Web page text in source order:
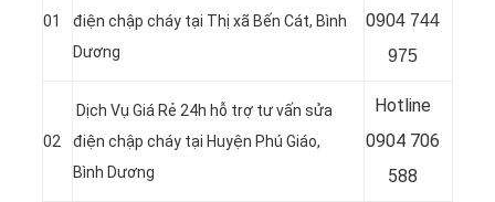
01
điện chập cháy tại Thị xã Bến Cát, Bình
Dương
0904 744
975
02
Dịch Vụ Giá Rẻ 24h hỗ trợ tư vấn sửa
điện chập cháy tại Huyện Phú Giáo,
Bình Dương
Hotline
0904 706
588